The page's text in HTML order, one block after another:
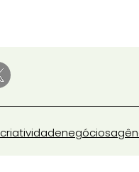
criatividadenegócios